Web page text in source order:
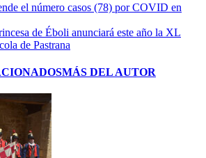
el número casos (78) por COVID en
de Éboli anunciará este año la XL
de Pastrana
MÁS DEL AUTOR